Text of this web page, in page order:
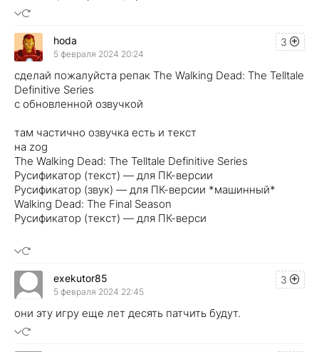
3
hoda
5 февраля 2024 20:24
сделай пожалуйста репак The Walking Dead: The Telltale
Definitive Series
с обновленной озвучкой
там частично озвучка есть и текст
на zog
The Walking Dead: The Telltale Definitive Series
Русификатор (текст) — для ПК-версии
Русификатор (звук) — для ПК-версии *машинный*
Walking Dead: The Final Season
Русификатор (текст) — для ПК-верси
3
exekutor85
5 февраля 2024 22:45
они эту игру еще лет десять патчить будут.